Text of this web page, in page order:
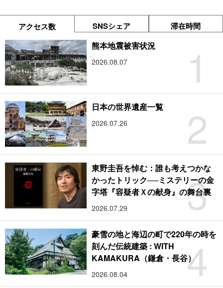
アクセス数 SNSシェア 滞在時間
1
熊本地震被害状況
2026.08.07
2
日本の世界遺産一覧
2026.07.26
3
東野圭吾を悼む：誰も考えつかな
かったトリック──ミステリーの金
字塔『容疑者Ｘの献身』の舞台裏
2026.07.29
4
豪雪の地と海辺の町で220年の時を
刻んだ伝統建築 : WITH
KAMAKURA（鎌倉・長谷）
2026.08.04